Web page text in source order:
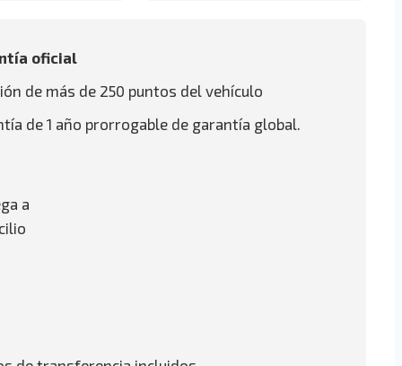
oficial
de más de 250 puntos del vehículo
de 1 año prorrogable de garantía global.
a